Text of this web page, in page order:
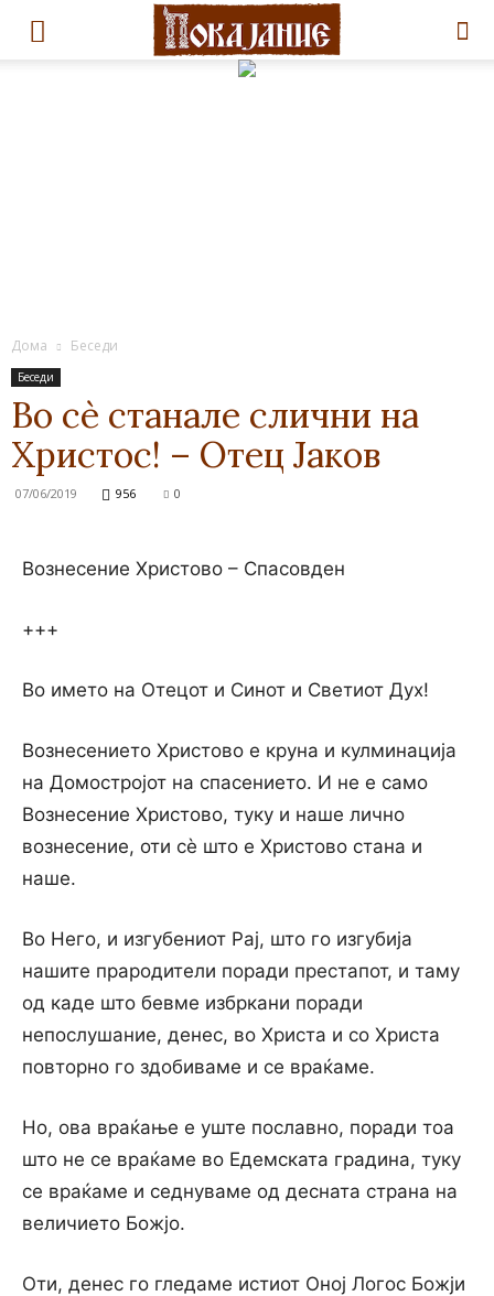
Дома Беседи
Беседи
Во сè станале слични на
Христос! – Отец Јаков
07/06/2019 956 0
Вознесение Христово – Спасовден
+++
Во името на Отецот и Синот и Светиот Дух!
Вознесението Христово e круна и кулминација
на Домостројот на спасението. И не е само
Вознесение Христово, туку и наше лично
вознесение, оти сè што е Христово стана и
наше.
Во Него, и изгубениот Рај, што го изгубија
нашите прародители поради престапот, и таму
од каде што бевме избркани поради
непослушание, денес, во Христа и со Христа
повторно го здобиваме и се враќаме.
Но, ова враќање е уште пославно, поради тоа
што не се враќаме во Едемската градина, туку
се враќаме и седнуваме од десната страна на
величието Божјо.
Оти, денес го гледаме истиот Оној Логос Божји